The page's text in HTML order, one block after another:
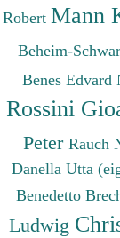
Robert Mann
Beheim-
Benes Edvard
Rossini
Peter Rauch
Danella Utta
Benedetto
Ludwig